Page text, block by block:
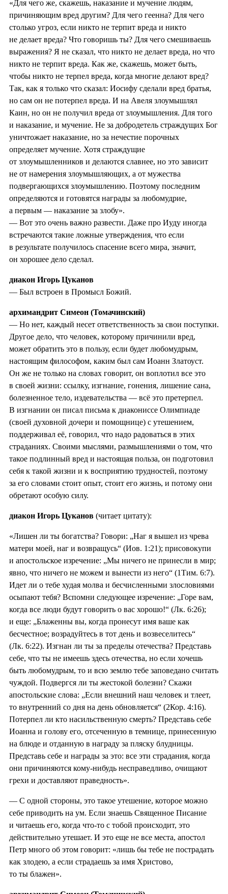
«Для чего же, скажешь, наказание и мучение людям,
причиняющим вред другим? Для чего геенна? Для чего
столько угроз, если никто не терпит вреда и никто
не делает вреда? Что говоришь ты? Для чего смешиваешь
выражения? Я не сказал, что никто не делает вреда, но что
никто не терпит вреда. Как же, скажешь, может быть,
чтобы никто не терпел вреда, когда многие делают вред?
Так, как я только что сказал: Иосифу сделали вред братья,
но сам он не потерпел вреда. И на Авеля злоумышлял
Каин, но он не получил вреда от злоумышления. Для того
и наказание, и мучение. Не за добродетель страждущих Бог
уничтожает наказание, но за нечестие порочных
определяет мучение. Хотя страждущие
от злоумышленников и делаются славнее, но это зависит
не от намерения злоумышляющих, а от мужества
подвергающихся злоумышлению. Поэтому последним
определяются и готовятся награды за любомудрие,
а первым — наказание за злобу».
— Вот это очень важно развести. Даже про Иуду иногда
встречаются такие ложные утверждения, что если
в результате получилось спасение всего мира, значит,
он хорошее дело сделал.
диакон Игорь Цуканов
— Был встроен в Промысл Божий.
архимандрит Симеон (Томачинский)
— Но нет, каждый несет ответственность за свои поступки.
Другое дело, что человек, которому причинили вред,
может обратить это в пользу, если будет любомудрым,
настоящим философом, каким был сам Иоанн Златоуст.
Он же не только на словах говорит, он воплотил все это
в своей жизни: ссылку, изгнание, гонения, лишение сана,
болезненное тело, издевательства — всё это претерпел.
В изгнании он писал письма к диакониссе Олимпиаде
(своей духовной дочери и помощнице) с утешением,
поддерживал её, говорил, что надо радоваться в этих
страданиях. Своими мыслями, размышлениями о том, что
такое подлинный вред и настоящая польза, он подготовил
себя к такой жизни и к восприятию трудностей, поэтому
за его словами стоит опыт, стоит его жизнь, и потому они
обретают особую силу.
диакон Игорь Цуканов (читает цитату):
«Лишен ли ты богатства? Говори: „Наг я вышел из чрева
матери моей, наг и возвращусь“ (Иов. 1:21); присовокупи
и апостольское изречение: „Мы ничего не принесли в мир;
явно, что ничего не можем и вынести из него“ (1Тим. 6:7).
Идет ли о тебе худая молва и бесчисленными злословиями
осыпают тебя? Вспомни следующее изречение: „Горе вам,
когда все люди будут говорить о вас хорошо!“ (Лк. 6:26);
и еще: „Блаженны вы, когда пронесут имя ваше как
бесчестное; возрадуйтесь в тот день и возвеселитесь“
(Лк. 6:22). Изгнан ли ты за пределы отечества? Представь
себе, что ты не имеешь здесь отечества, но если хочешь
быть любомудрым, то и всю землю тебе заповедано считать
чуждой. Подвергся ли ты жестокой болезни? Скажи
апостольские слова: „Если внешний наш человек и тлеет,
то внутренний со дня на день обновляется“ (2Кор. 4:16).
Потерпел ли кто насильственную смерть? Представь себе
Иоанна и голову его, отсеченную в темнице, принесенную
на блюде и отданную в награду за пляску блудницы.
Представь себе и награды за это: все эти страдания, когда
они причиняются кому-нибудь несправедливо, очищают
грехи и доставляют праведность».
— С одной стороны, это такое утешение, которое можно
себе приводить на ум. Если знаешь Священное Писание
и читаешь его, когда что-то с тобой происходит, это
действительно утешает. И это еще не все места, апостол
Петр много об этом говорит: «лишь бы тебе не пострадать
как злодею, а если страдаешь за имя Христово,
то ты блажен».